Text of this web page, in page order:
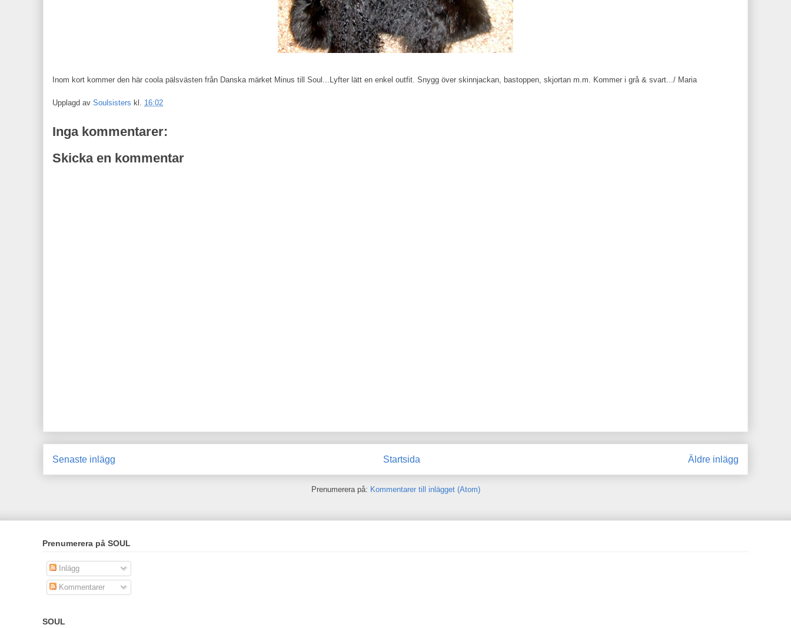
Inom kort kommer den här coola pälsvästen från Danska märket Minus till Soul...Lyfter lätt en enkel outfit. Snygg över skinnjackan, bastoppen, skjortan m.m. Kommer i grå & svart.../ Maria
Upplagd av Soulsisters kl. 16:02
Inga kommentarer:
Skicka en kommentar
Senaste inlägg Äldre inlägg
Startsida
Prenumerera på: Kommentarer till inlägget (Atom)
Prenumerera på SOUL
Inlägg
Kommentarer
SOUL